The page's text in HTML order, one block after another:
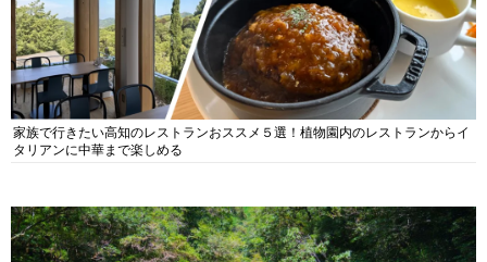
家族で行きたい高知のレストランおススメ５選！植物園内のレストランからイ
タリアンに中華まで楽しめる